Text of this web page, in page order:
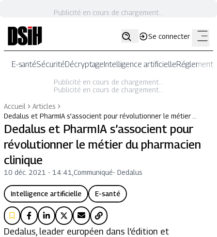
Publicité en cours de chargement...
Se connecter
E-santéSécuritéDécryptageIntelligence artificielle
Publicité en cours de chargement...
Publicité en cours de chargement...
Accueil
Articles
Dedalus et PharmIA s’associent pour révolutionner le métier …
Dedalus et PharmIA s’associent pour
révolutionner le métier du pharmacien
clinique
10 déc. 2021 - 14:41 Communiqué- Dedalus
Intelligence artificielle E-santé
Dedalus, leader européen dans l’édition et